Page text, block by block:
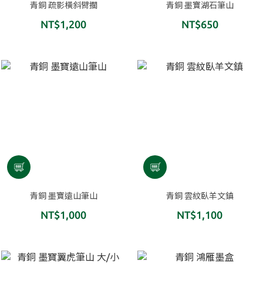
青銅 疏影橫斜臂擱
NT$1,200
青銅 墨寶湖石筆山
NT$650
青銅 墨寶遠山筆山
NT$1,000
青銅 雲紋臥羊文鎮
NT$1,100